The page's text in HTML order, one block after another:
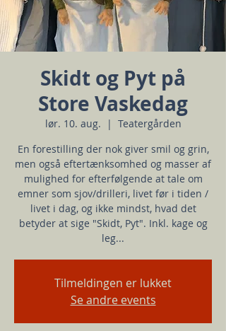
Skidt og Pyt på
Store Vaskedag
lør. 10. aug.
  |
Teatergården
En forestilling der nok giver smil og grin,
men også eftertænksomhed og masser af
mulighed for efterfølgende at tale om
emner som sjov/drilleri, livet før i tiden /
livet i dag, og ikke mindst, hvad det
betyder at sige "Skidt, Pyt". Inkl. kage og
leg...
Tilmeldingen er lukket
Se andre events